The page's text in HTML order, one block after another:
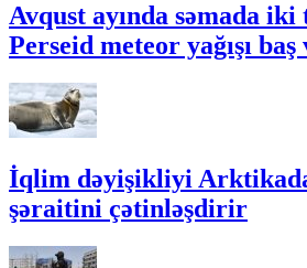
Avqust ayında səmada
Perseid meteor yağışı
İqlim dəyişikliyi
şəraitini çətinləşdirir